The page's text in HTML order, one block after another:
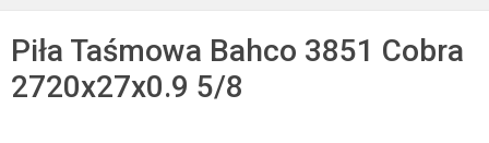
Piła Taśmowa Bahco 3851 Cobra
2720x27x0.9 5/8